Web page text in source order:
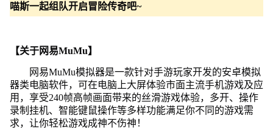
喵斯一起组队开启冒险传奇吧~
【关于网易MuMu】
网易MuMu模拟器是一款针对手游玩家开发的安卓模拟
器类电脑软件，可在电脑上大屏体验市面主流手机游戏及应
用，享受240帧高帧画面带来的丝滑游戏体验，多开、操作
录制挂机、智能键鼠操作等多样功能满足你不同的游戏需
求，让你轻松游戏成神不伤神！